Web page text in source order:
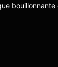
bouillonnante